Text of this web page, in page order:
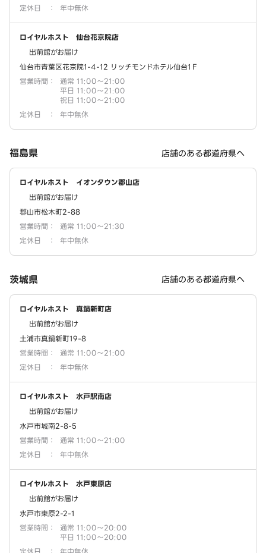
定休日
： 年中無休
ロイヤルホスト 仙台花京院店
出前館がお届け
仙台市青葉区花京院1-4-12 リッチモンドホテル仙台1Ｆ
営業時間 ：
通常 11:00～21:00
平日 11:00～21:00
祝日 11:00～21:00
定休日
： 年中無休
福島県 店舗のある都道府県へ
ロイヤルホスト イオンタウン郡山店
出前館がお届け
郡山市松木町2-88
営業時間 ：
通常 11:00～21:30
定休日
： 年中無休
茨城県 店舗のある都道府県へ
ロイヤルホスト 真鍋新町店
出前館がお届け
土浦市真鍋新町19-8
営業時間 ：
通常 11:00～21:00
定休日
： 年中無休
ロイヤルホスト 水戸駅南店
出前館がお届け
水戸市城南2-8-5
営業時間 ：
通常 11:00～21:00
定休日
： 年中無休
ロイヤルホスト 水戸東原店
出前館がお届け
水戸市東原2-2-1
営業時間 ：
通常 11:00～20:00
平日 11:00～20:00